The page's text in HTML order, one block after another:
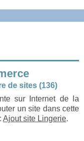
de sites (136)
sur Internet de la
un site dans cette
Ajout site Lingerie.